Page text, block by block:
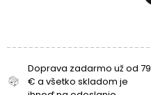
Doprava zadarmo už od 79
€ a všetko skladom je